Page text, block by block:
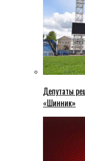
Депутаты
«Шинник»